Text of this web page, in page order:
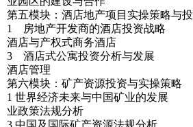
第五模块：酒店地产项目实操策略与
1 房地产开发商的酒店投资
酒店与产权式商务酒店
3 酒店式公寓投资分析与发
酒店管理
第六模块：矿产资源投资与实操策略
1 世界经济未来与中国矿业的
业政策法规分析
3 中国及国际矿产资源法规